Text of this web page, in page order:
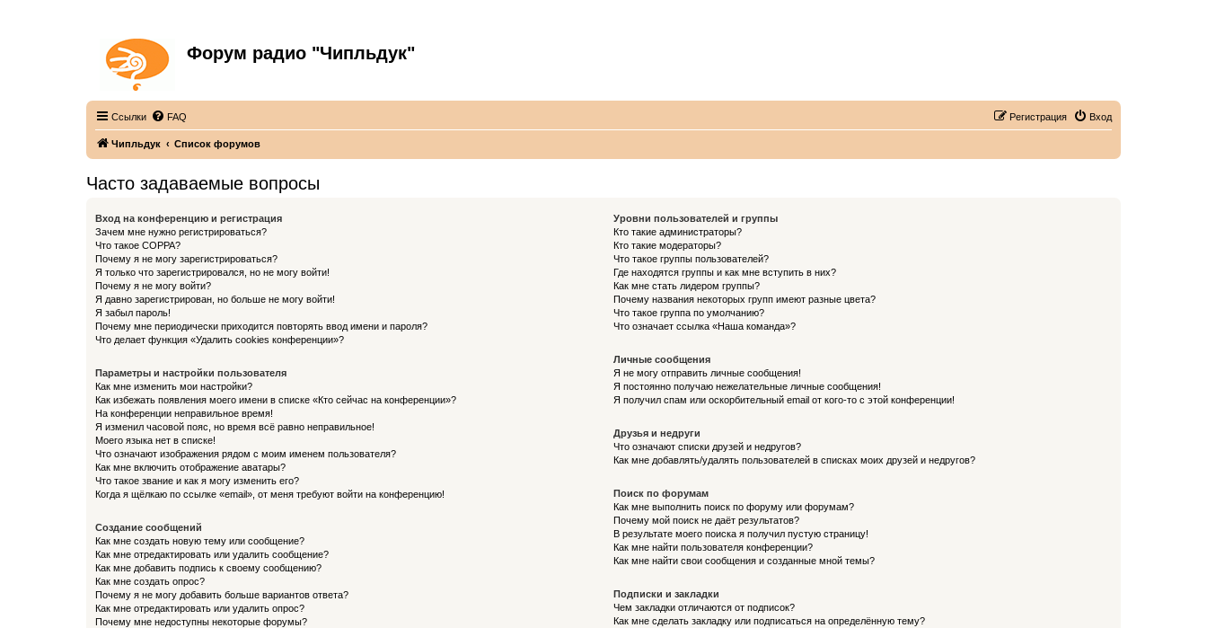
Форум радио "Чипльдук"
Ссылки FAQ Вход
Регистрация
Чипльдук Список форумов
Часто задаваемые вопросы
Вход на конференцию и регистрация
Зачем мне нужно регистрироваться?
Что такое COPPA?
Почему я не могу зарегистрироваться?
Я только что зарегистрировался, но не могу войти!
Почему я не могу войти?
Я давно зарегистрирован, но больше не могу войти!
Я забыл пароль!
Почему мне периодически приходится повторять ввод имени и пароля?
Что делает функция «Удалить cookies конференции»?
Параметры и настройки пользователя
Как мне изменить мои настройки?
Как избежать появления моего имени в списке «Кто сейчас на конференции»?
На конференции неправильное время!
Я изменил часовой пояс, но время всё равно неправильное!
Моего языка нет в списке!
Что означают изображения рядом с моим именем пользователя?
Как мне включить отображение аватары?
Что такое звание и как я могу изменить его?
Когда я щёлкаю по ссылке «email», от меня требуют войти на конференцию!
Создание сообщений
Как мне создать новую тему или сообщение?
Как мне отредактировать или удалить сообщение?
Как мне добавить подпись к своему сообщению?
Как мне создать опрос?
Почему я не могу добавить больше вариантов ответа?
Как мне отредактировать или удалить опрос?
Почему мне недоступны некоторые форумы?
Уровни пользователей и группы
Кто такие администраторы?
Кто такие модераторы?
Что такое группы пользователей?
Где находятся группы и как мне вступить в них?
Как мне стать лидером группы?
Почему названия некоторых групп имеют разные цвета?
Что такое группа по умолчанию?
Что означает ссылка «Наша команда»?
Личные сообщения
Я не могу отправить личные сообщения!
Я постоянно получаю нежелательные личные сообщения!
Я получил спам или оскорбительный email от кого-то с этой конференции!
Друзья и недруги
Что означают списки друзей и недругов?
Как мне добавлять/удалять пользователей в списках моих друзей и недругов?
Поиск по форумам
Как мне выполнить поиск по форуму или форумам?
Почему мой поиск не даёт результатов?
В результате моего поиска я получил пустую страницу!
Как мне найти пользователя конференции?
Как мне найти свои сообщения и созданные мной темы?
Подписки и закладки
Чем закладки отличаются от подписок?
Как мне сделать закладку или подписаться на определённую тему?